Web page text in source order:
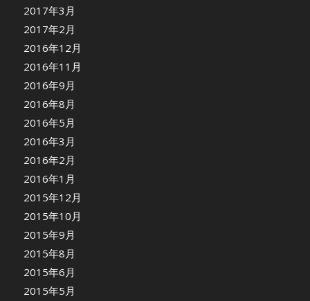
2017年3月
2017年2月
2016年12月
2016年11月
2016年9月
2016年8月
2016年5月
2016年3月
2016年2月
2016年1月
2015年12月
2015年10月
2015年9月
2015年8月
2015年6月
2015年5月